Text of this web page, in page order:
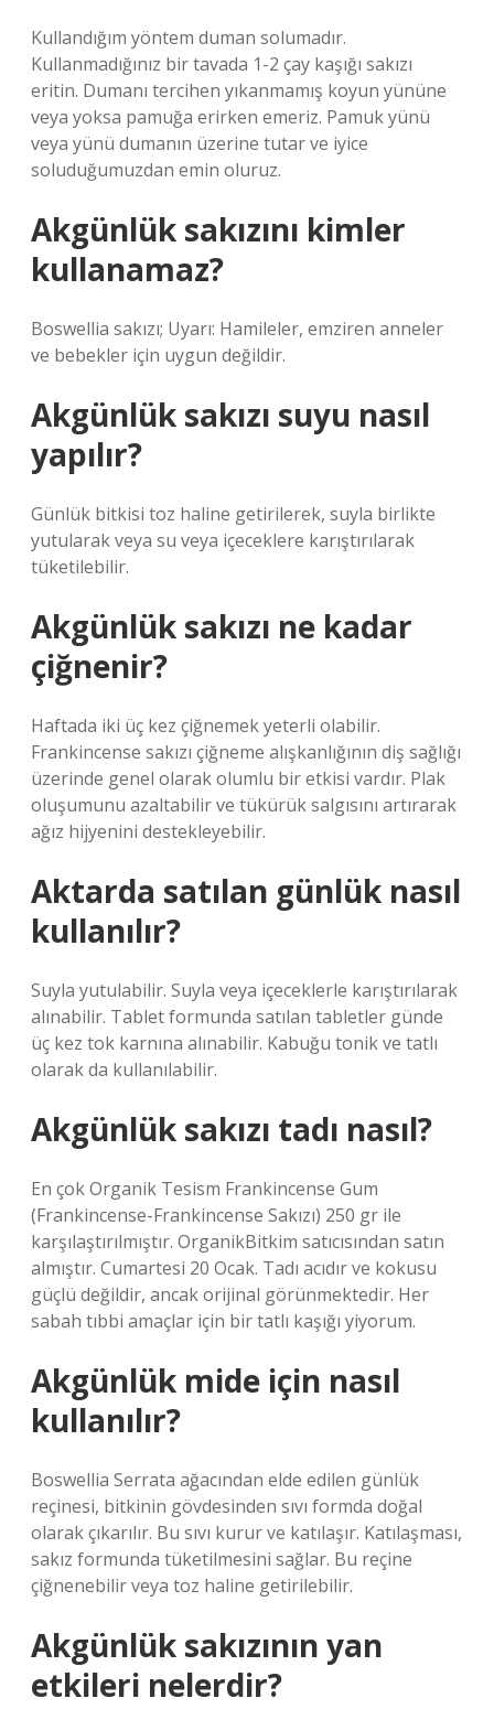
Kullandığım yöntem duman solumadır.
Kullanmadığınız bir tavada 1-2 çay kaşığı sakızı
eritin. Dumanı tercihen yıkanmamış koyun yününe
veya yoksa pamuğa erirken emeriz. Pamuk yünü
veya yünü dumanın üzerine tutar ve iyice
soluduğumuzdan emin oluruz.
Akgünlük sakızını kimler
kullanamaz?
Boswellia sakızı; Uyarı: Hamileler, emziren anneler
ve bebekler için uygun değildir.
Akgünlük sakızı suyu nasıl
yapılır?
Günlük bitkisi toz haline getirilerek, suyla birlikte
yutularak veya su veya içeceklere karıştırılarak
tüketilebilir.
Akgünlük sakızı ne kadar
çiğnenir?
Haftada iki üç kez çiğnemek yeterli olabilir.
Frankincense sakızı çiğneme alışkanlığının diş sağlığı
üzerinde genel olarak olumlu bir etkisi vardır. Plak
oluşumunu azaltabilir ve tükürük salgısını artırarak
ağız hijyenini destekleyebilir.
Aktarda satılan günlük nasıl
kullanılır?
Suyla yutulabilir. Suyla veya içeceklerle karıştırılarak
alınabilir. Tablet formunda satılan tabletler günde
üç kez tok karnına alınabilir. Kabuğu tonik ve tatlı
olarak da kullanılabilir.
Akgünlük sakızı tadı nasıl?
En çok Organik Tesism Frankincense Gum
(Frankincense-Frankincense Sakızı) 250 gr ile
karşılaştırılmıştır. OrganikBitkim satıcısından satın
almıştır. Cumartesi 20 Ocak. Tadı acıdır ve kokusu
güçlü değildir, ancak orijinal görünmektedir. Her
sabah tıbbi amaçlar için bir tatlı kaşığı yiyorum.
Akgünlük mide için nasıl
kullanılır?
Boswellia Serrata ağacından elde edilen günlük
reçinesi, bitkinin gövdesinden sıvı formda doğal
olarak çıkarılır. Bu sıvı kurur ve katılaşır. Katılaşması,
sakız formunda tüketilmesini sağlar. Bu reçine
çiğnenebilir veya toz haline getirilebilir.
Akgünlük sakızının yan
etkileri nelerdir?